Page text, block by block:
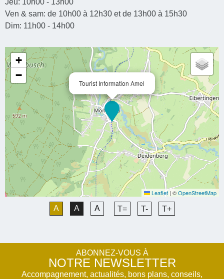
Jeu: 10h00 - 13h00
Ven & sam: de 10h00 à 12h30 et de 13h00 à 15h30
Dim: 11h00 - 14h00
Tourist Information Amel
+
−
Leaflet | ©OpenStreetMap
A A A T= T- T+
ABONNEZ-VOUS À
NOTRE NEWSLETTER
Accompagnement, actualités, bons plans, conseils,